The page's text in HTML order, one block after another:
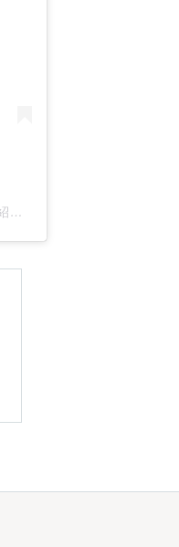
Caddy-girlsgolfer [可愛いゴルフ女子紹介](@caddy_girlsgolfer)がシェアした投稿